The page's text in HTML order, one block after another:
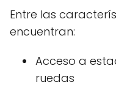
Entre las
encuentran:
Acceso a
ruedas